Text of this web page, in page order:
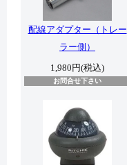
配線アダプター（トレー
ラー側）
1,980円(税込)
お問合せ下さい